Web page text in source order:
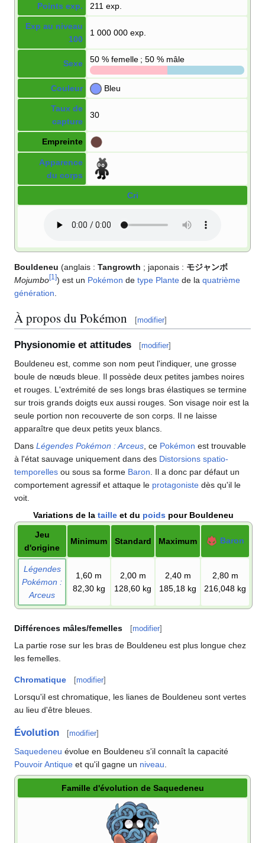
Points exp. 211 exp.
Exp au niveau
100
1 000 000 exp.
Sexe 50 % femelle ; 50 % mâle
Couleur Bleu
Taux de
capture
30
Empreinte
Apparence
du corps
Cri
Bouldeneu (anglais : Tangrowth ; japonais : モジャンボ
Mojumbo[1 ]) est un Pokémon de type Plante de la quatrième
génération
À propos du Pokémon [modifier]
Physionomie et attitudes [modifier]
Bouldeneu est, comme son nom peut l'indiquer, une grosse
boule de nœuds bleue. Il possède deux petites jambes noires
et rouges. L'extrémité de ses longs bras élastiques se termine
sur trois grands doigts eux aussi rouges. Son visage noir est la
seule portion non recouverte de son corps. Il ne laisse
apparaître que deux petits yeux blancs.
Dans Légendes Pokémon : Arceus , ce Pokémon est trouvable
à l'état sauvage uniquement dans des Distorsions spatio-
temporelles ou sous sa forme Baron . Il a donc par défaut un
comportement agressif et attaque le protagoniste dès qu'il le
voit.
Variations de la taille et du poids pour Bouldeneu
Jeu
d'origine
Minimum Standard Maximum Baron
Légendes
Pokémon :
Arceus
1,60 m
82,30 kg
2,00 m
128,60 kg
2,40 m
185,18 kg
2,80 m
216,048 kg
Différences mâles/femelles [modifier]
La partie rose sur les bras de Bouldeneu est plus longue chez
les femelles.
Chromatique [modifier]
Lorsqu'il est chromatique, les lianes de Bouldeneu sont vertes
au lieu d'être bleues.
Évolution [modifier]
Saquedeneu évolue en Bouldeneu s'il connaît la capacité
Pouvoir Antique et qu'il gagne un niveau
Famille d'évolution de Saquedeneu